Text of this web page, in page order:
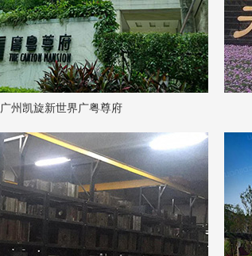
广州凯旋新世界广粤尊府